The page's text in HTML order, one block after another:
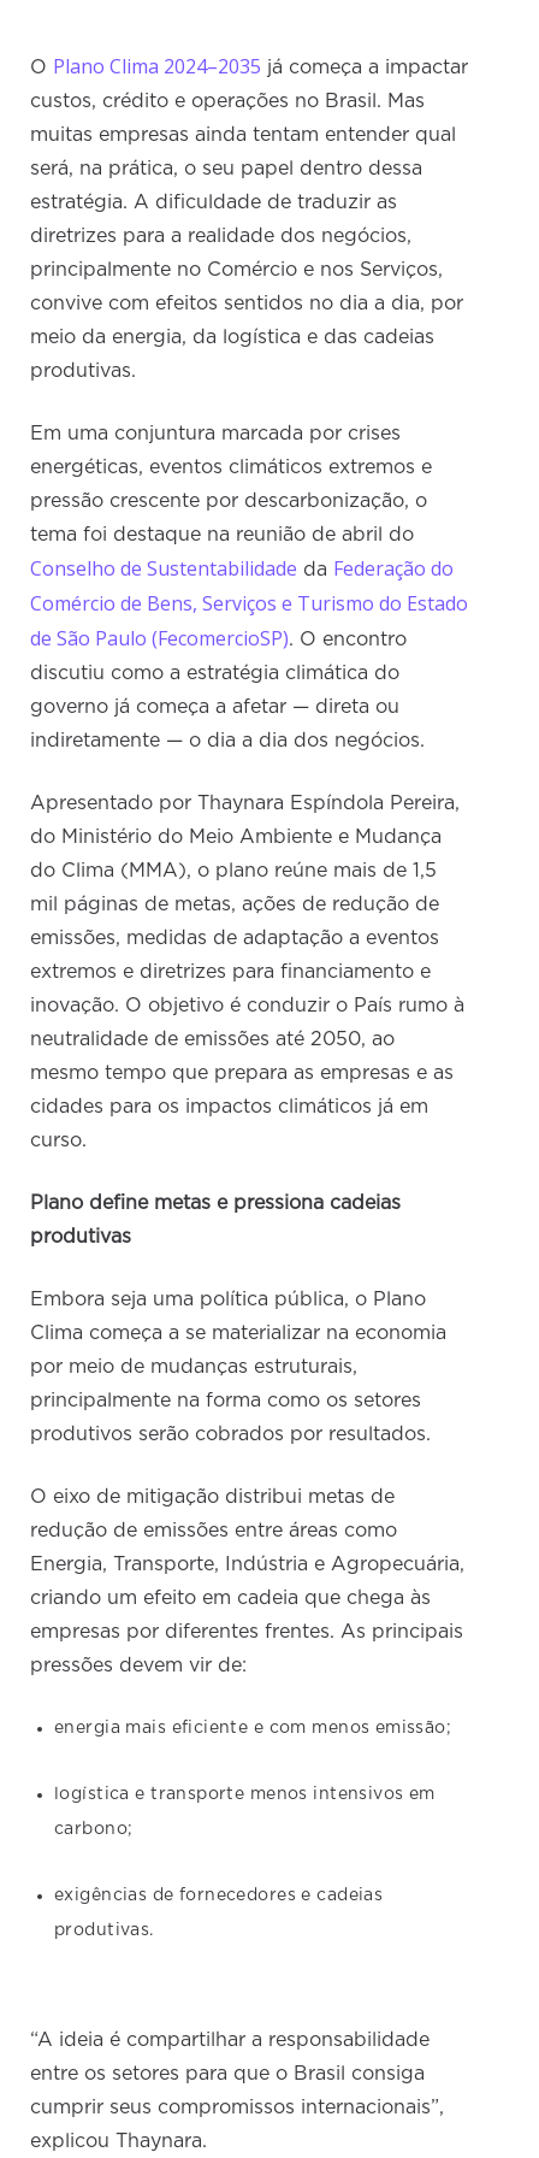
O Plano Clima 2024–2035 já começa a impactar
custos, crédito e operações no Brasil. Mas
muitas empresas ainda tentam entender qual
será, na prática, o seu papel dentro dessa
estratégia. A dificuldade de traduzir as
diretrizes para a realidade dos negócios,
principalmente no Comércio e nos Serviços,
convive com efeitos sentidos no dia a dia, por
meio da energia, da logística e das cadeias
produtivas.
Em uma conjuntura marcada por crises
energéticas, eventos climáticos extremos e
pressão crescente por descarbonização, o
tema foi destaque na reunião de abril do
Conselho de Sustentabilidade da Federação do
Comércio de Bens, Serviços e Turismo do Estado
de São Paulo (FecomercioSP). O encontro
discutiu como a estratégia climática do
governo já começa a afetar — direta ou
indiretamente — o dia a dia dos negócios.
Apresentado por Thaynara Espíndola Pereira,
do Ministério do Meio Ambiente e Mudança
do Clima (MMA), o plano reúne mais de 1,5
mil páginas de metas, ações de redução de
emissões, medidas de adaptação a eventos
extremos e diretrizes para financiamento e
inovação. O objetivo é conduzir o País rumo à
neutralidade de emissões até 2050, ao
mesmo tempo que prepara as empresas e as
cidades para os impactos climáticos já em
curso.
Plano define metas e pressiona cadeias
produtivas
Embora seja uma política pública, o Plano
Clima começa a se materializar na economia
por meio de mudanças estruturais,
principalmente na forma como os setores
produtivos serão cobrados por resultados.
O eixo de mitigação distribui metas de
redução de emissões entre áreas como
Energia, Transporte, Indústria e Agropecuária,
criando um efeito em cadeia que chega às
empresas por diferentes frentes. As principais
pressões devem vir de:
energia mais eficiente e com menos emissão;
logística e transporte menos intensivos em
carbono;
exigências de fornecedores e cadeias
produtivas.
“A ideia é compartilhar a responsabilidade
entre os setores para que o Brasil consiga
cumprir seus compromissos internacionais”,
explicou Thaynara.